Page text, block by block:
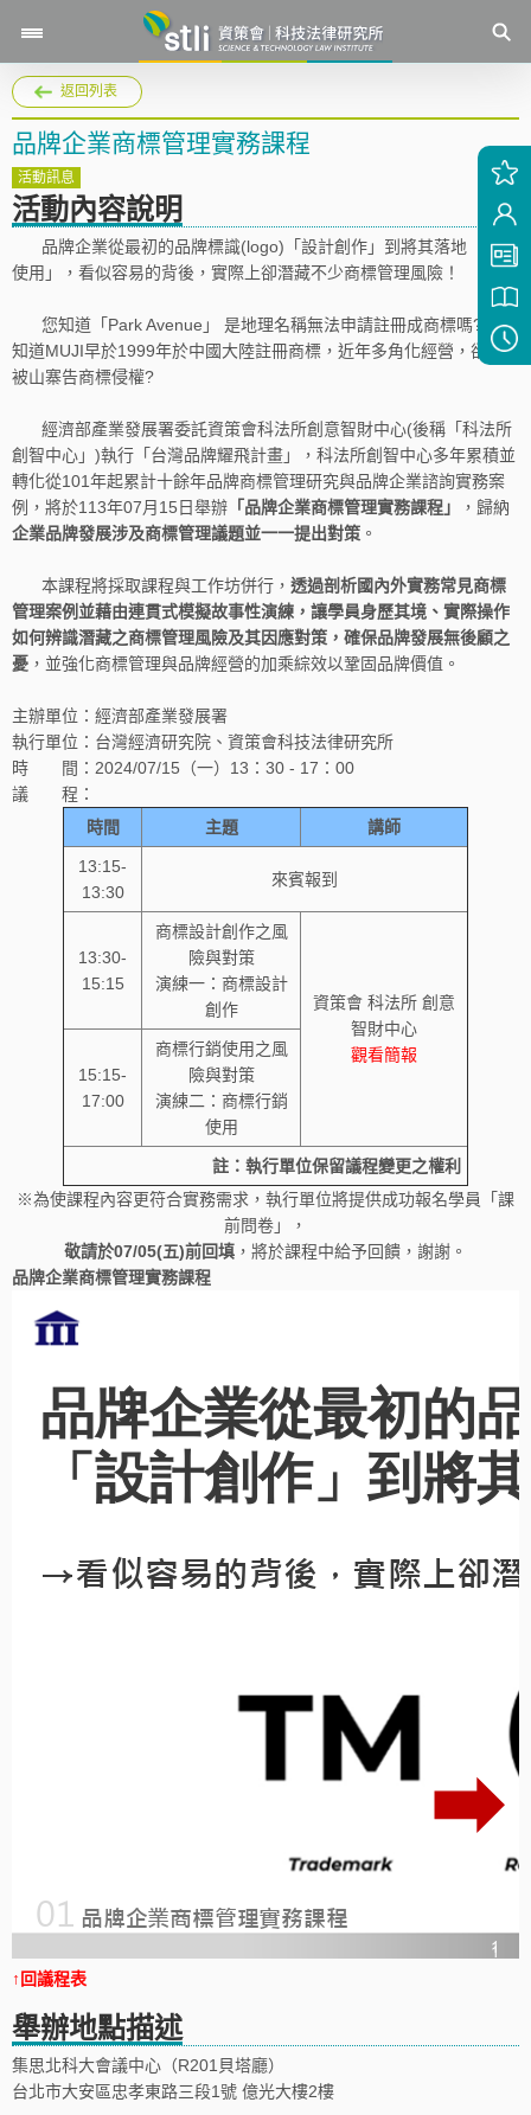
返回列表
品牌企業商標管理實務課程
活動訊息
活動內容說明
品牌企業從最初的品牌標識(logo)「設計創作」到將其落地「行銷
使用」，看似容易的背後，實際上卻潛藏不少商標管理風險！
您知道「Park Avenue」 是地理名稱無法申請註冊成商標嗎? 您
知道MUJI早於1999年於中國大陸註冊商標，近年多角化經營，卻反
被山寨告商標侵權?
經濟部產業發展署委託資策會科法所創意智財中心(後稱「科法所
創智中心」)執行「台灣品牌耀飛計畫」，科法所創智中心多年累積並
轉化從101年起累計十餘年品牌商標管理研究與品牌企業諮詢實務案
例，將於113年07月15日舉辦 「品牌企業商標管理實務課程」
，歸納
企業品牌發展涉及商標管理議題並一一提出對策 。
本課程將採取課程與工作坊併行， 透過剖析國內外實務常見商標
管理案例並藉由連貫式模擬故事性演練，讓學員身歷其境、實際操作
如何辨識潛藏之商標管理風險及其因應對策，確保品牌發展無後顧之
憂 ，並強化商標管理與品牌經營的加乘綜效以鞏固品牌價值。
主辦單位：經濟部產業發展署
執行單位：台灣經濟研究院、資策會科技法律研究所
時 間：2024/07/15（一）13：30 - 17：00
議 程：
時間
主題 講師
13:15-
13:30
來賓報到
13:30-
15:15
商標設計創作之風
險與對策
演練一：商標設計
創作
資策會 科法所 創意
智財中心
觀看簡報
15:15-
17:00
商標行銷使用之風
險與對策
演練二：商標行銷
使用
註：執行單位保留議程變更之權利
※為使課程內容更符合實務需求，執行單位將提供成功報名學員「課
前問卷」，
敬請於07/05(五)前回填 ，將於課程中給予回饋，謝謝。
品牌企業商標管理實務課程
↑回議程表
舉辦地點描述
集思北科大會議中心（R201貝塔廳）
台北市大安區忠孝東路三段1號 億光大樓2樓